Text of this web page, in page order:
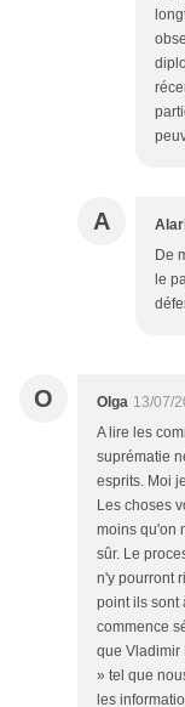
A
De
le
O Olga 13/07/
A lire les
suprématie
esprits. Moi
Les choses
moins qu'on
sûr. Le
n'y pourront
point ils sont
commence
que Vladimir
» tel que
les